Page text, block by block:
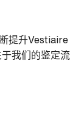
提升Vestiaire
于我们的鉴定流